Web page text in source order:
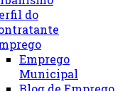
do
Emprego
Municipal